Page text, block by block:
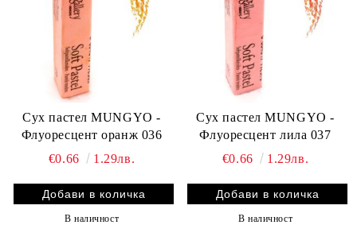
Сух пастел MUNGYO -
Флуоресцент оранж 036
€0.66
1.29лв.
В наличност
Сух пастел MUNGYO -
Флуоресцент лила 037
€0.66
1.29лв.
В наличност